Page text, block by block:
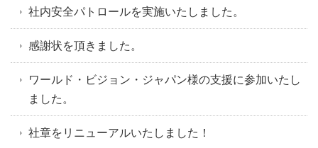
社内安全パトロールを実施いたしました。
感謝状を頂きました。
ワールド・ビジョン・ジャパン様の支援に参加いたし
ました。
社章をリニューアルいたしました！